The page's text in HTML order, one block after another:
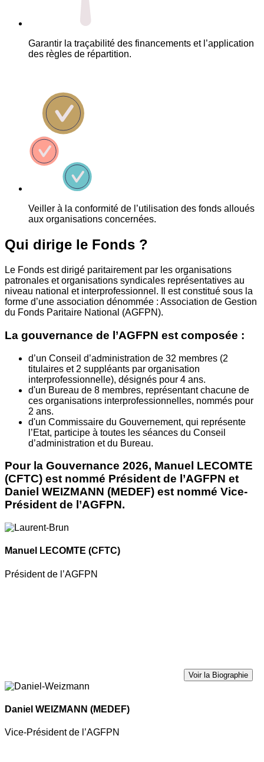
Garantir la traçabilité des financements et l’application
des règles de répartition.
Veiller à la conformité de l’utilisation des fonds alloués
aux organisations concernées.
Qui dirige le Fonds ?
Le Fonds est dirigé paritairement par les organisations
patronales et organisations syndicales représentatives au
niveau national et interprofessionnel. Il est constitué sous la
forme d’une association dénommée : Association de Gestion
du Fonds Paritaire National (AGFPN).
La gouvernance de l’AGFPN est composée :
d’un Conseil d’administration de 32 membres (2
titulaires et 2 suppléants par organisation
interprofessionnelle), désignés pour 4 ans.
d'un Bureau de 8 membres, représentant chacune de
ces organisations interprofessionnelles, nommés pour
2 ans.
d'un Commissaire du Gouvernement, qui représente
l’Etat, participe à toutes les séances du Conseil
d’administration et du Bureau.
Pour la Gouvernance 2026, Manuel LECOMTE
(CFTC) est nommé Président de l’AGFPN et
Daniel WEIZMANN (MEDEF) est nommé Vice-
Président de l’AGFPN.
Manuel LECOMTE (CFTC)
Président de l’AGFPN
Voir la Biographie
Daniel WEIZMANN (MEDEF)
Vice-Président de l’AGFPN